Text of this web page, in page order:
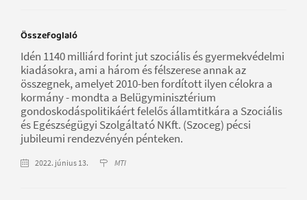
Összefoglaló
Idén 1140 milliárd forint jut szociális és gyermekvédelmi
kiadásokra, ami a három és félszerese annak az
összegnek, amelyet 2010-ben fordított ilyen célokra a
kormány - mondta a Belügyminisztérium
gondoskodáspolitikáért felelős államtitkára a Szociális
és Egészségügyi Szolgáltató NKft. (Szoceg) pécsi
jubileumi rendezvényén pénteken.
2022. június 13. MTI